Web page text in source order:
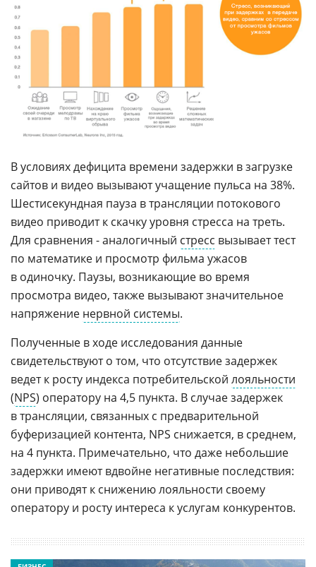
В условиях дефицита времени задержки в загрузке
сайтов и видео вызывают учащение пульса на 38%.
Шестисекундная пауза в трансляции потокового
видео приводит к скачку уровня стресса на треть.
Для сравнения - аналогичный стресс вызывает тест
по математике и просмотр фильма ужасов
в одиночку. Паузы, возникающие во время
просмотра видео, также вызывают значительное
напряжение нервной системы.
Полученные в ходе исследования данные
свидетельствуют о том, что отсутствие задержек
ведет к росту индекса потребительской лояльности
(NPS) оператору на 4,5 пункта. В случае задержек
в трансляции, связанных с предварительной
буферизацией контента, NPS снижается, в среднем,
на 4 пункта. Примечательно, что даже небольшие
задержки имеют вдвойне негативные последствия:
они приводят к снижению лояльности своему
оператору и росту интереса к услугам конкурентов.